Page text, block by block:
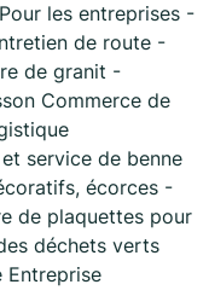
les entreprises -
de route -
de granit -
Commerce de
service de benne
écorces -
de plaquettes pour
déchets verts
Entreprise